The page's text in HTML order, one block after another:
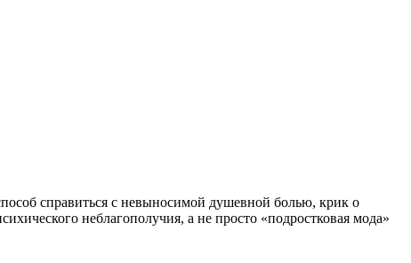
справиться с невыносимой душевной болью, крик о
неблагополучия, а не просто «подростковая мода»